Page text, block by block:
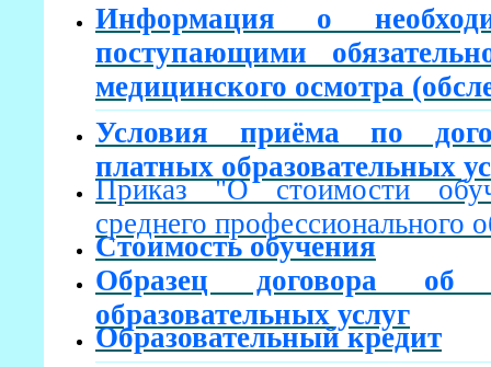
Информация о
поступающими
медицинского осмотра
Условия приёма по
платных образовательных
Приказ "О стоимости
среднего профессионального
Стоимость обучения
Образец договора об
образовательных услуг
Образовательный кредит